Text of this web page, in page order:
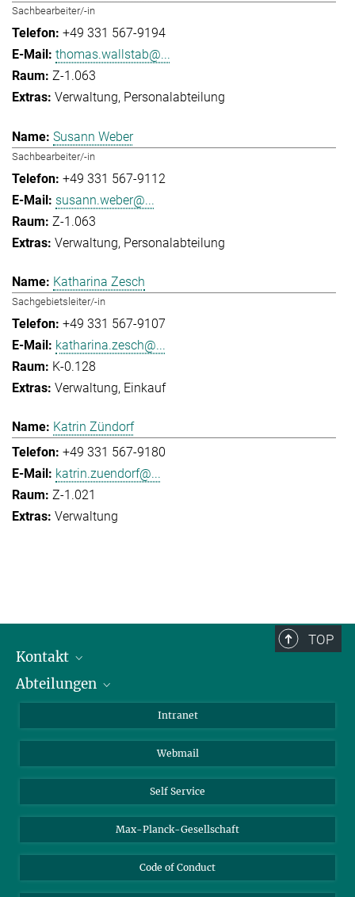
Sachbearbeiter/-in
+49 331 567-9194
thomas.wallstab@...
Z-1.063
Verwaltung Personalabteilung
Susann Weber
Sachbearbeiter/-in
+49 331 567-9112
susann.weber@...
Z-1.063
Verwaltung Personalabteilung
Katharina Zesch
Sachgebietsleiter/-in
+49 331 567-9107
katharina.zesch@...
K-0.128
Verwaltung Einkauf
Katrin Zündorf
+49 331 567-9180
katrin.zuendorf@...
Z-1.021
Verwaltung
TOP
Kontakt
Mitarbeiterverzeichnis
Abteilungen
Biomolekulare Systeme
Kolloidchemie
Nachhaltige und Bio-inspirierte Materialien
Intranet
Webmail
Self Service
Max-Planck-Gesellschaft
Code of Conduct